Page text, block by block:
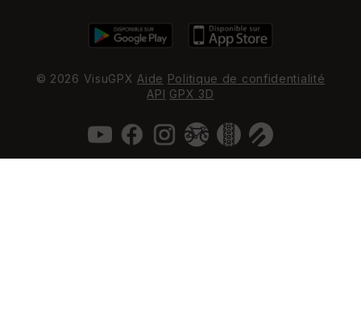
© 2026 VisuGPX Aide Politique de confidentialité
API GPX 3D